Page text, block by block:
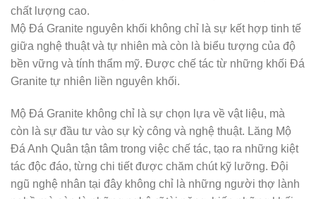
chất lượng cao.
Mộ Đá Granite nguyên khối không chỉ là sự kết hợp tinh tế
giữa nghệ thuật và tự nhiên mà còn là biểu tượng của độ
bền vững và tính thẩm mỹ. Được chế tác từ những khối Đá
Granite tự nhiên liền nguyên khối.
Mộ Đá Granite không chỉ là sự chọn lựa về vật liệu, mà
còn là sự đầu tư vào sự kỳ công và nghệ thuật. Lăng Mộ
Đá Anh Quân tận tâm trong việc chế tác, tạo ra những kiệt
tác độc đáo, từng chi tiết được chăm chút kỹ lưỡng. Đội
ngũ nghệ nhân tại đây không chỉ là những người thợ lành